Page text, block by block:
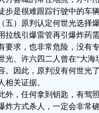
步是很难跟踪行驶中的车
（五）原判认定何世光选择
拉线引爆雷管再引爆炸药
要求，也非常危险，没有
光、许六四二人曾在“大
。因此，原判没有何世光
相关证据。
外，任何拿到钥匙，有驾
炸方式杀人，一定会非常